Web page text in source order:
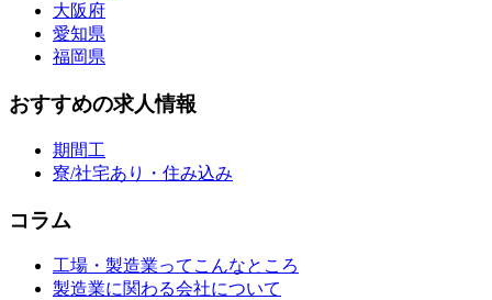
大阪府
愛知県
福岡県
おすすめの求人情報
期間工
寮/社宅あり・住み込み
コラム
工場・製造業ってこんなところ
製造業に関わる会社について